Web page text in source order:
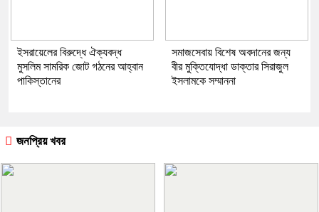
ইসরায়েলের বিরুদ্ধে ঐক্যবদ্ধ
মুসলিম সামরিক জোট গঠনের আহ্বান
পাকিস্তানের
সমাজসেবায় বিশেষ অবদানের জন্য
বীর মুক্তিযোদ্ধা ডাক্তার সিরাজুল
ইসলামকে সম্মাননা
জনপ্রিয় খবর